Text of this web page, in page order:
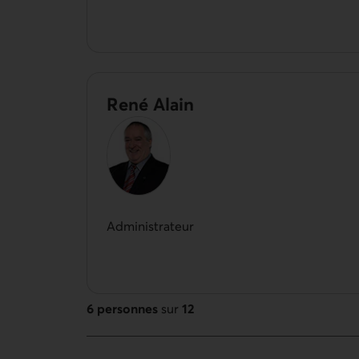
René Alain
Administrateur
6 personnes sur 12